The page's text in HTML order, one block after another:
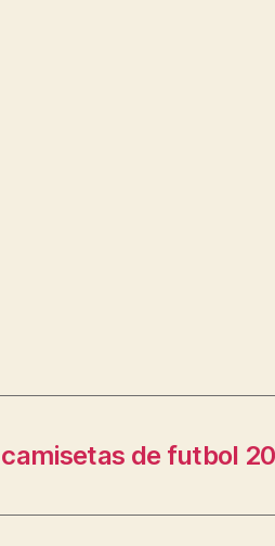
camisetas de futbol